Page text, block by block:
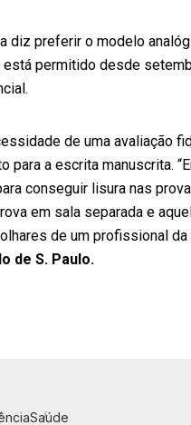
diz preferir o modelo
permitido desde
de uma avaliação
a escrita manuscrita.
conseguir lisura nas
em sala separada e
de um profissional
de S. Paulo.
Saúde